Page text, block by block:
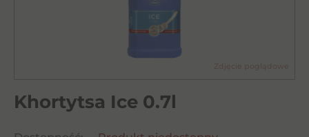
Khortytsa Ice 0.7l